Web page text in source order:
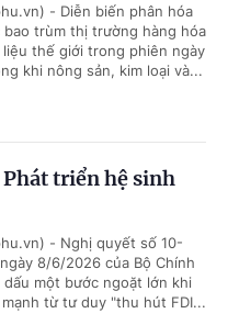
- Diễn biến phân hóa
trùm thị trường hàng hóa
liệu thế giới trong phiên ngày
khi nông sản, kim loại và...
triển hệ sinh
- Nghị quyết số 10-
8/6/2026 của Bộ Chính
một bước ngoặt lớn khi
từ tư duy "thu hút FDI...